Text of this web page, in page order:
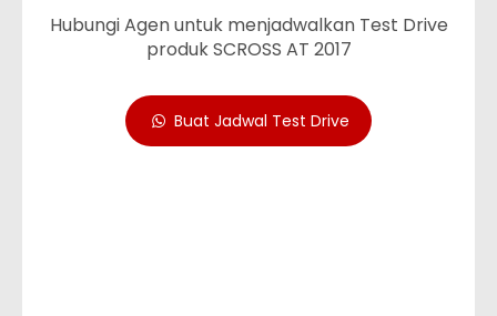
Hubungi Agen untuk menjadwalkan Test Drive
produk SCROSS AT 2017
Buat Jadwal Test Drive